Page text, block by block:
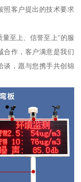
客户提出的技术要求
至上、信誉至上"的服
合作，客户满意是我们
谈，愿与您携手共创锦